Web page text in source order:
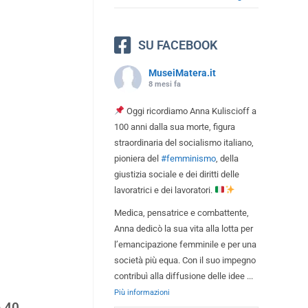
SU FACEBOOK
MuseiMatera.it
8 mesi fa
Oggi ricordiamo Anna Kuliscioff a
100 anni dalla sua morte, figura
straordinaria del socialismo italiano,
pioniera del #femminismo , della
giustizia sociale e dei diritti delle
lavoratrici e dei lavoratori.
Medica, pensatrice e combattente,
Anna dedicò la sua vita alla lotta per
l’emancipazione femminile e per una
società più equa. Con il suo impegno
contribuì alla diffusione delle idee ...
Più informazioni